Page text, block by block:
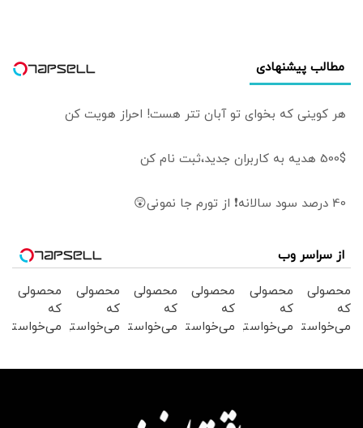
با مشکلات بزرگی
روبه‌رو می‌شد/ اگر
می‌شد...
مطالب پیشنهادی
هر کوینی که بخوای تو آبان تتر هست! احراز هویت کن
500$ هدیه به کاربران جدید،ثبت نام کن
40 درصد سود سالانه❗ از تورم جا نمونی😲
از سراسر وب
محصولی
که
می‌خواستی
محصولی
که
می‌خواستی
محصولی
که
می‌خواستی
بخر !
محصولی
که
می‌خواستی
بخر !
محصولی
که
می‌خواستی
محصولی
که
می‌خواستی